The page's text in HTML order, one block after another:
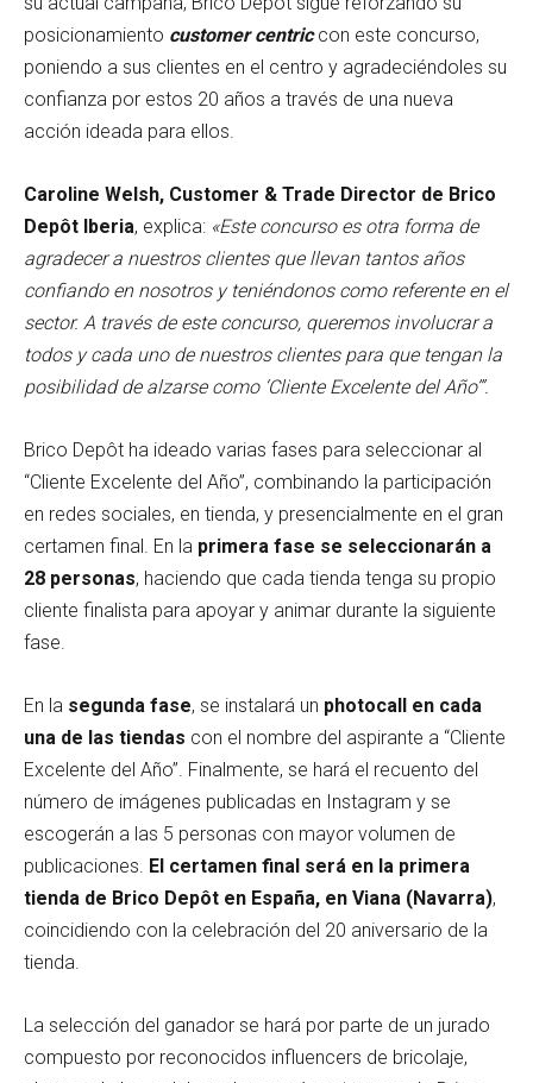
posicionamiento customer centriccon este concurso,
poniendo a sus clientes en el centro y agradeciéndoles su
confianza por estos 20 años a través de una nueva
acción ideada para ellos.
Caroline Welsh, Customer & Trade Director de Brico
Depôt Iberia, explica: «Este concurso es otra forma de
agradecer a nuestros clientes que llevan tantos años
confiando en nosotros y teniéndonos como referente en el
sector. A través de este concurso, queremos involucrar a
todos y cada uno de nuestros clientes para que tengan la
posibilidad de alzarse como ‘Cliente Excelente del Año’”.
Brico Depôt ha ideado varias fases para seleccionar al
“Cliente Excelente del Año”, combinando la participación
en redes sociales, en tienda, y presencialmente en el gran
certamen final. En la primera fase se seleccionarán a
28 personas, haciendo que cada tienda tenga su propio
cliente finalista para apoyar y animar durante la siguiente
fase.
En la segunda fase, se instalará un photocall en cada
una de las tiendas con el nombre del aspirante a “Cliente
Excelente del Año”. Finalmente, se hará el recuento del
número de imágenes publicadas en Instagram y se
escogerán a las 5 personas con mayor volumen de
publicaciones. El certamen final será en la primera
tienda de Brico Depôt en España, en Viana (Navarra),
coincidiendo con la celebración del 20 aniversario de la
tienda.
La selección del ganador se hará por parte de un jurado
compuesto por reconocidos influencers de bricolaje,